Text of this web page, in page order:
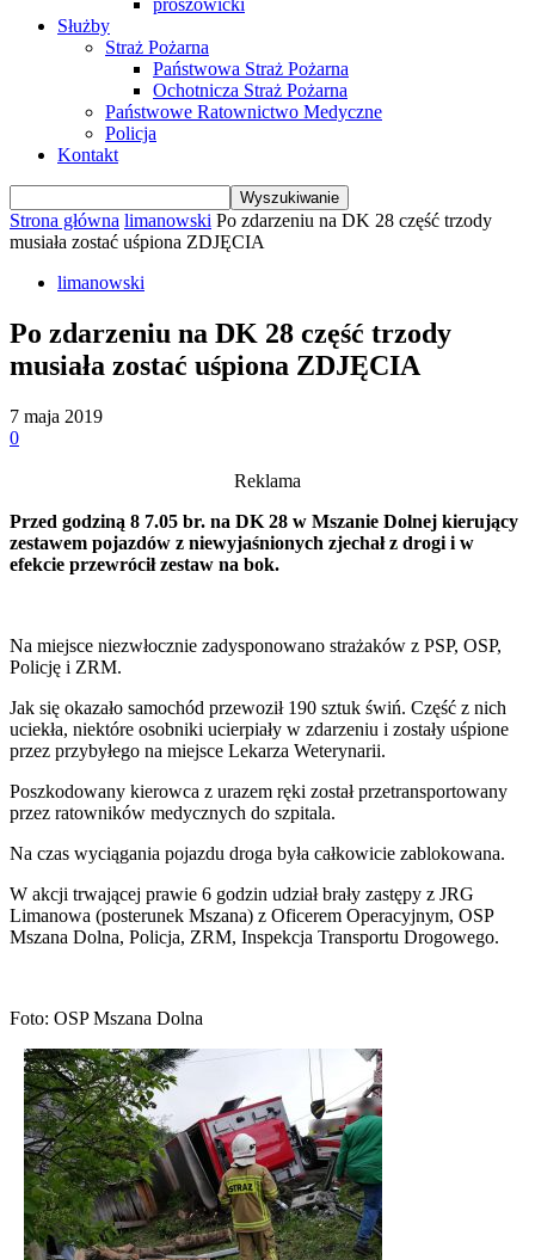
proszowicki
Służby
Straż Pożarna
Państwowa Straż Pożarna
Ochotnicza Straż Pożarna
Państwowe Ratownictwo Medyczne
Policja
Kontakt
Strona główna limanowski Po zdarzeniu na DK 28 część trzody
musiała zostać uśpiona ZDJĘCIA
limanowski
Po zdarzeniu na DK 28 część trzody
musiała zostać uśpiona ZDJĘCIA
7 maja 2019
0
Reklama
Przed godziną 8 7.05 br. na DK 28 w Mszanie Dolnej kierujący
zestawem pojazdów z niewyjaśnionych zjechał z drogi i w
efekcie przewrócił zestaw na bok.
Na miejsce niezwłocznie zadysponowano strażaków z PSP, OSP,
Policję i ZRM.
Jak się okazało samochód przewoził 190 sztuk świń. Część z nich
uciekła, niektóre osobniki ucierpiały w zdarzeniu i zostały uśpione
przez przybyłego na miejsce Lekarza Weterynarii.
Poszkodowany kierowca z urazem ręki został przetransportowany
przez ratowników medycznych do szpitala.
Na czas wyciągania pojazdu droga była całkowicie zablokowana.
W akcji trwającej prawie 6 godzin udział brały zastępy z JRG
Limanowa (posterunek Mszana) z Oficerem Operacyjnym, OSP
Mszana Dolna, Policja, ZRM, Inspekcja Transportu Drogowego.
Foto: OSP Mszana Dolna